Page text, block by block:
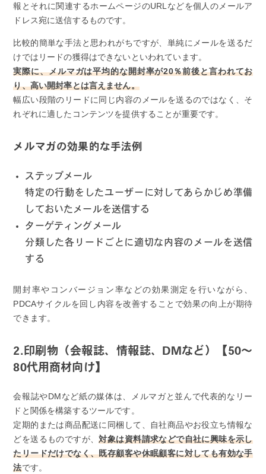
報とそれに関連するホームページのURLなどを個人のメールア
ドレス宛に送信するものです。
比較的簡単な手法と思われがちですが、単純にメールを送るだ
けではリードの獲得はできないといわれています。
実際に、メルマガは平均的な開封率が20％前後と言われてお
り、高い開封率とは言えません。
幅広い段階のリードに同じ内容のメールを送るのではなく、そ
れぞれに適したコンテンツを提供することが重要です。
メルマガの効果的な手法例
ステップメール
特定の行動をしたユーザーに対してあらかじめ準備
しておいたメールを送信する
ターゲティングメール
分類した各リードごとに適切な内容のメールを送信
する
開封率やコンバージョン率などの効果測定を行いながら、
PDCAサイクルを回し内容を改善することで効果の向上が期待
できます。
2.印刷物（会報誌、情報誌、DMなど）【50〜
80代用商材向け】
会報誌やDMなど紙の媒体は、メルマガと並んで代表的なリー
ドと関係を構築するツールです。
定期的または商品配送に同梱して、自社商品やお役立ち情報な
どを送るものですが、対象は資料請求などで自社に興味を示し
たリードだけでなく、既存顧客や休眠顧客に対しても有効な手
法です。